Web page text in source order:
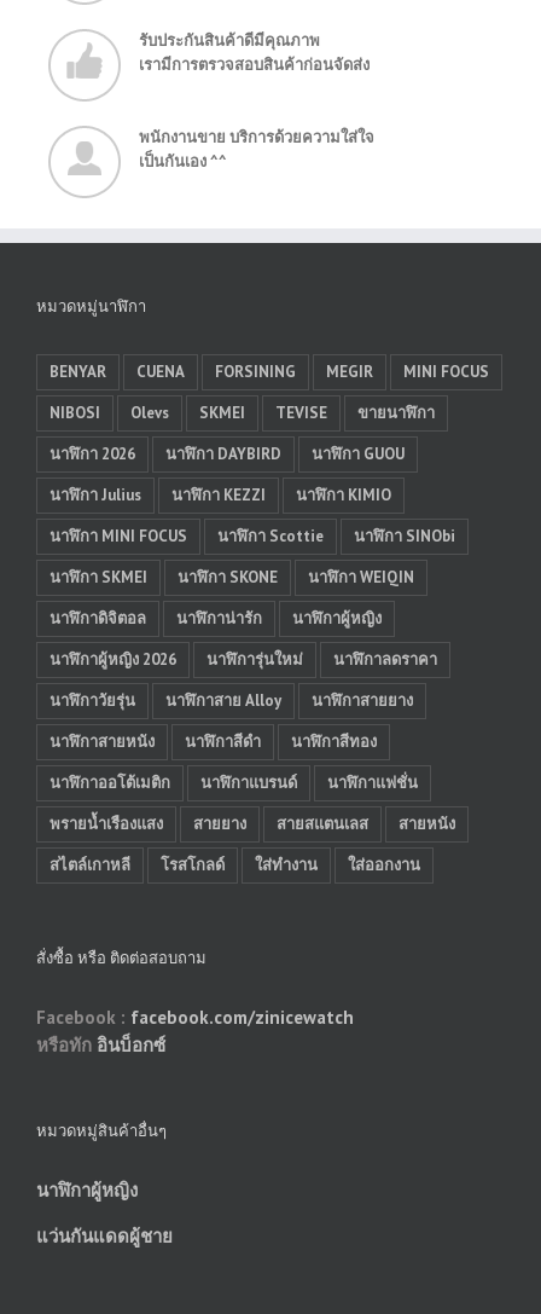
รับประกันสินค้าดีมีคุณภาพ
เรามีการตรวจสอบสินค้าก่อนจัดส่ง
พนักงานขาย บริการด้วยความใส่ใจ
เป็นกันเอง ^^
หมวดหมู่นาฬิกา
BENYAR CUENA FORSINING MEGIR
MINI FOCUS
NIBOSI
Olevs SKMEI TEVISE
ขายนาฬิกา
นาฬิกา 2026
นาฬิกา DAYBIRD
นาฬิกา GUOU
นาฬิกา Julius
นาฬิกา KEZZI
นาฬิกา KIMIO
นาฬิกา MINI FOCUS
นาฬิกา Scottie
นาฬิกา SINObi
นาฬิกา SKMEI
นาฬิกา SKONE
นาฬิกา WEIQIN
นาฬิกาดิจิตอล
นาฬิกาน่ารัก
นาฬิกาผู้หญิง
นาฬิกาผู้หญิง 2026
นาฬิการุ่นใหม่
นาฬิกาลดราคา
นาฬิกาวัยรุ่น
นาฬิกาสาย Alloy
นาฬิกาสายยาง
นาฬิกาสายหนัง
นาฬิกาสีดำ
นาฬิกาสีทอง
นาฬิกาออโต้เมติก
นาฬิกาแบรนด์
นาฬิกาแฟชั่น
พรายน้ำเรืองแสง
สายยาง สายสแตนเลส
สายหนัง
สไตล์เกาหลี
โรสโกลด์ ใส่ทำงาน ใส่ออกงาน
สั่งซื้อ หรือ ติดต่อสอบถาม
Facebook : facebook.com/zinicewatch
หรือทัก อินบ็อกซ์
หมวดหมู่สินค้าอื่นๆ
นาฬิกาผู้หญิง
แว่นกันแดดผู้ชาย